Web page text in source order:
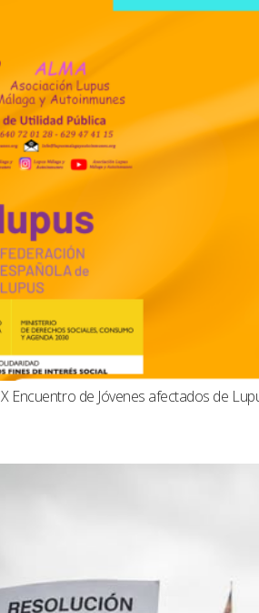
X Encuentro de Jóvenes afectados de